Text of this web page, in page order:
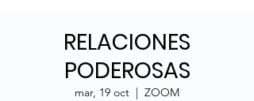
RELACIONES
PODEROSAS
mar, 19 oct
  |
ZOOM